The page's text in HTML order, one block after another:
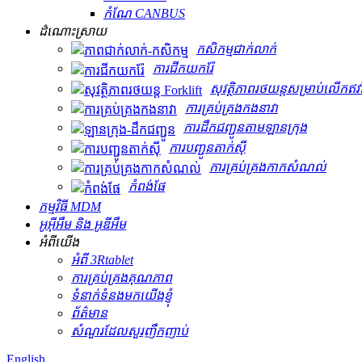
កំណែ CANBUS
ដំណោះស្រាយ
កសិកម្ម​ជាក់លាក់
ការជីកយករ៉ែ
សុវត្ថិភាពរថយន្តសម្រាប់លើកឥវ៉
ការគ្រប់គ្រងកងនាវា
ការដឹកជញ្ជូនតាមឡានក្រុង
ការបញ្ជូនតាក់ស៊ី
ការគ្រប់គ្រងកាកសំណល់
កំពង់ផែ
កម្មវិធី MDM
អូអ៊ីអឹម និង អូឌីអឹម
អំពីយើង
អំពី 3Rtablet
ការគ្រប់គ្រងគុណភាព
ទំនាក់ទំនងមកយើងខ្ញុំ
ព័ត៌មាន
សំណួរដែលសួរញឹកញាប់
English